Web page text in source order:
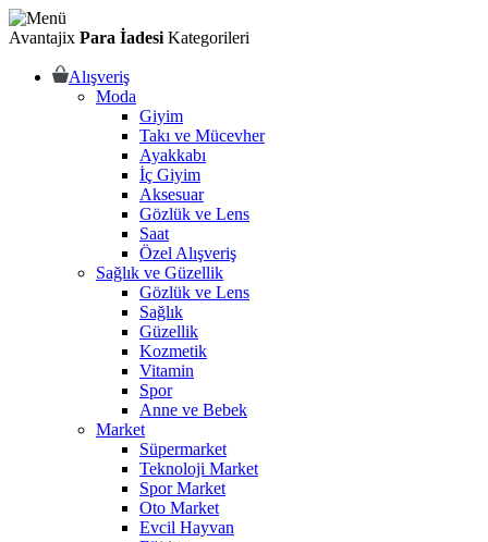
Avantajix Para İadesi Kategorileri
Alışveriş
Moda
Giyim
Takı ve Mücevher
Ayakkabı
İç Giyim
Aksesuar
Gözlük ve Lens
Saat
Özel Alışveriş
Sağlık ve Güzellik
Gözlük ve Lens
Sağlık
Güzellik
Kozmetik
Vitamin
Spor
Anne ve Bebek
Market
Süpermarket
Teknoloji Market
Spor Market
Oto Market
Evcil Hayvan